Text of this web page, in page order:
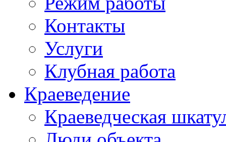
Контакты
Услуги
Клубная работа
Краеведение
Краеведческая